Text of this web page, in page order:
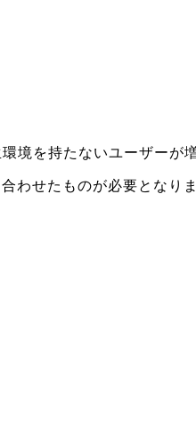
境を持たないユーザーが
わせたものが必要となりま